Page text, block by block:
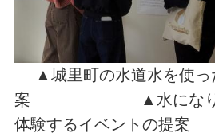
▲城里町の水道水を使っ
案 ▲水になりきり
体験するイベントの提案